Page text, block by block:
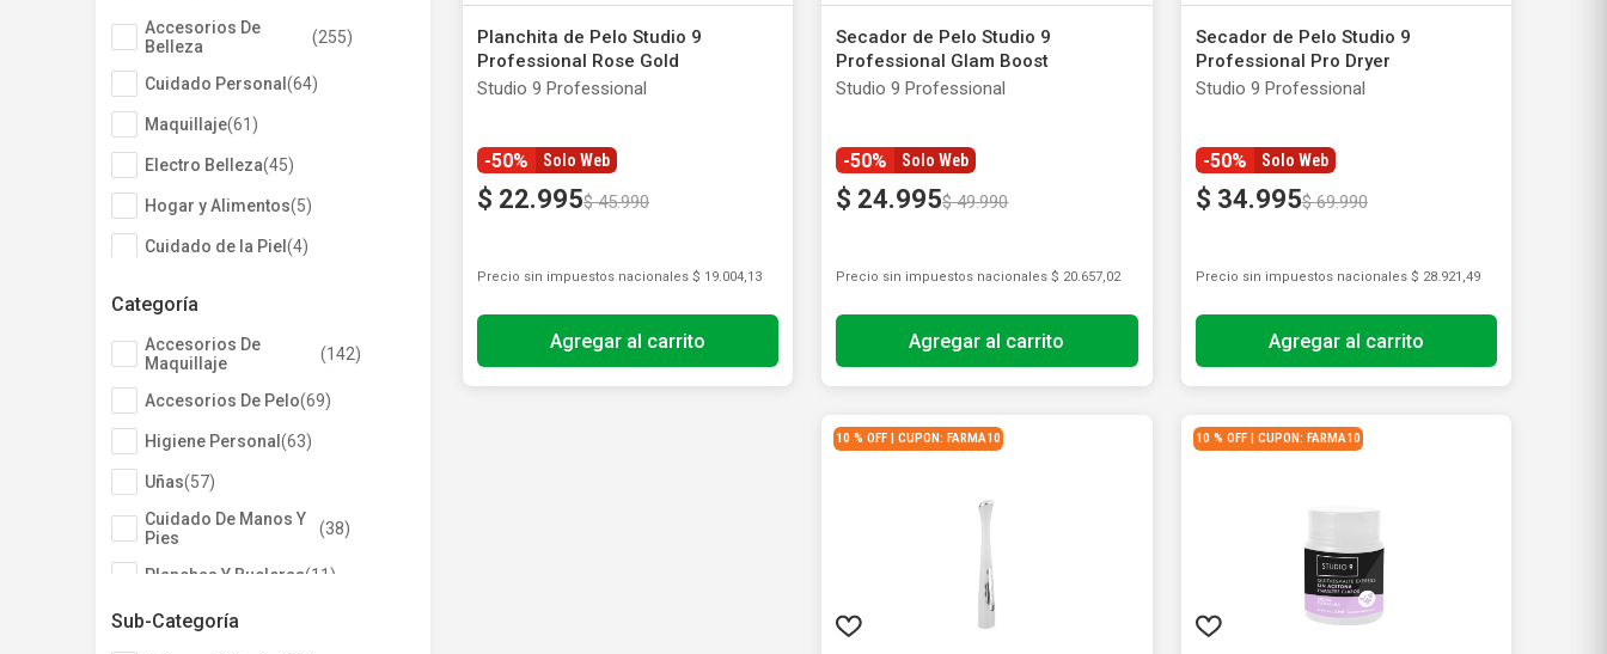
Bebés y Niños
Ver todos los productos
Coloración y Oxidantes
Afeitado y Depilación
Ver todos los productos
Fragancias de Bebés y Niños
Seguridad del Bebé
Ver todos los productos
Estimuladores Sexuales
Balanzas
Almohadillas Térmicas
Accesorios del Hogar
Deco Hogar
Rollos De Cocina y Servilletas
Descartables
Accesorios De
Belleza
(255)
Cuidado Personal (64)
Maquillaje(61 )
Electro Belleza(45)
Hogar y Alimentos(5)
Cuidado de la Piel (4)
Categoría
Accesorios De
Maquillaje
(142)
Accesorios De Pelo(69)
Higiene Personal (63)
Uñas(57)
Cuidado De Manos Y
Pies
(38)
Planchas Y Bucleras(11 )
Masajeadores Y
Exfoliadores
Sub-Categoría
Planchita de Pelo Studio 9
Professional Rose Gold
Studio 9 Professional
-50% Solo Web
$ 22.995$ 45.990
Precio sin impuestos nacionales $ 19.004,13
Agregar al carrito
Secador de Pelo Studio 9
Professional Glam Boost
Studio 9 Professional
-50% Solo Web
$ 24.995$ 49.990
Precio sin impuestos nacionales $ 20.657,02
Agregar al carrito
Secador de Pelo Studio 9
Professional Pro Dryer
Studio 9 Professional
-50% Solo Web
$ 34.995$ 69.990
Precio sin impuestos nacionales $ 28.921,49
Agregar al carrito
10 % OFF | CUPON: FARMA10 10 % OFF | CUPON: FARMA10